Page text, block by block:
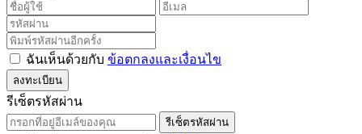
ฉันเห็นด้วยกับ ข้อตกลงและเงื่อนไข
ลงทะเบียน
รีเซ็ตรหัสผ่าน
รีเซ็ตรหัสผ่าน